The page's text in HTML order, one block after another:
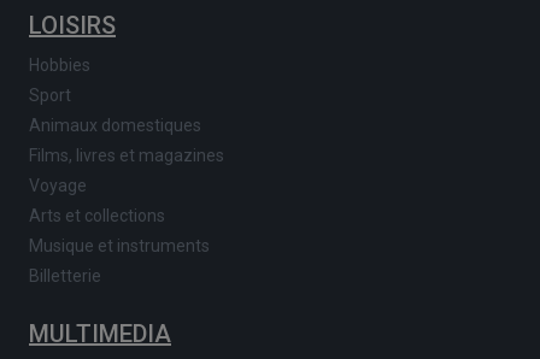
LOISIRS
Hobbies
Sport
Animaux domestiques
Films, livres et magazines
Voyage
Arts et collections
Musique et instruments
Billetterie
MULTIMEDIA